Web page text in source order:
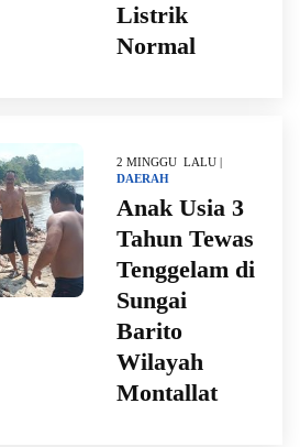
Listrik
Normal
2 MINGGU LALU |
DAERAH
Anak Usia 3
Tahun Tewas
Tenggelam di
Sungai
Barito
Wilayah
Montallat